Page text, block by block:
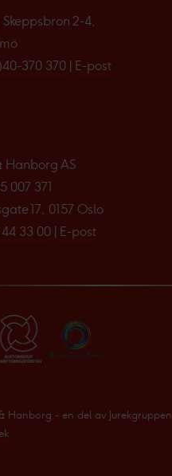
2-4,
370 370 | E-post
Hanborg AS
007 371
17, 0157 Oslo
33 00 | E-post
Hanborg - en del av Jurekgruppen